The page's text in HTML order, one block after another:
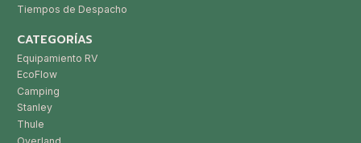
Tiempos de Despacho
CATEGORÍAS
Equipamiento RV
EcoFlow
Camping
Stanley
Thule